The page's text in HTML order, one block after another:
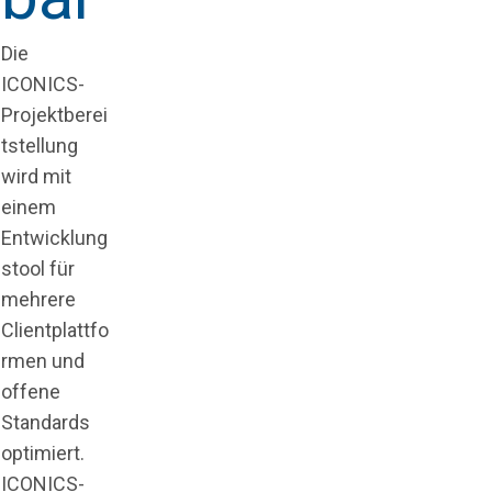
Die
ICONICS-
Projektberei
tstellung
wird mit
einem
Entwicklung
stool für
mehrere
Clientplattfo
rmen und
offene
Standards
optimiert.
ICONICS-